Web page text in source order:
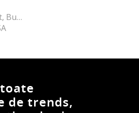
Bluza copii, 556434, Violet, Bumbac
de trends,